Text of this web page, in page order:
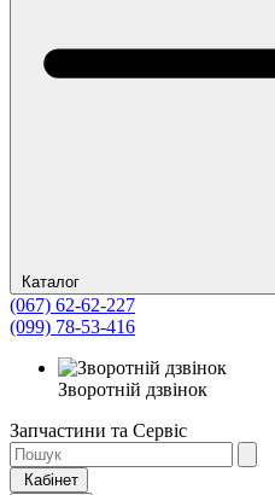
Каталог
(067) 62-62-227
(099) 78-53-416
Зворотній дзвінок
Запчастини та Сервіс
Кабінет